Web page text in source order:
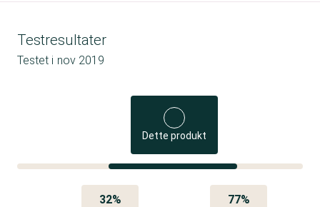
Testresultater
Testet i nov 2019
Dette produkt
32% 77%